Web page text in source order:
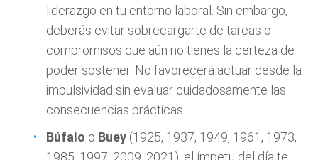
liderazgo en tu entorno laboral. Sin embargo,
deberás evitar sobrecargarte de tareas o
compromisos que aún no tienes la certeza de
poder sostener. No favorecerá actuar desde la
impulsividad sin evaluar cuidadosamente las
consecuencias prácticas
Búfalo o Buey (1925, 1937, 1949, 1961, 1973,
1985, 1997, 2009, 2021): el ímpetu del día te